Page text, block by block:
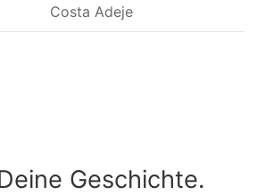
Costa Adeje
Geschichte.